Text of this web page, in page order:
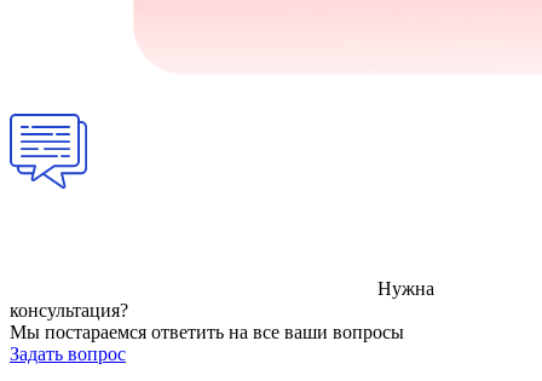
Нужна
консультация?
Мы постараемся ответить на все ваши вопросы
Задать вопрос